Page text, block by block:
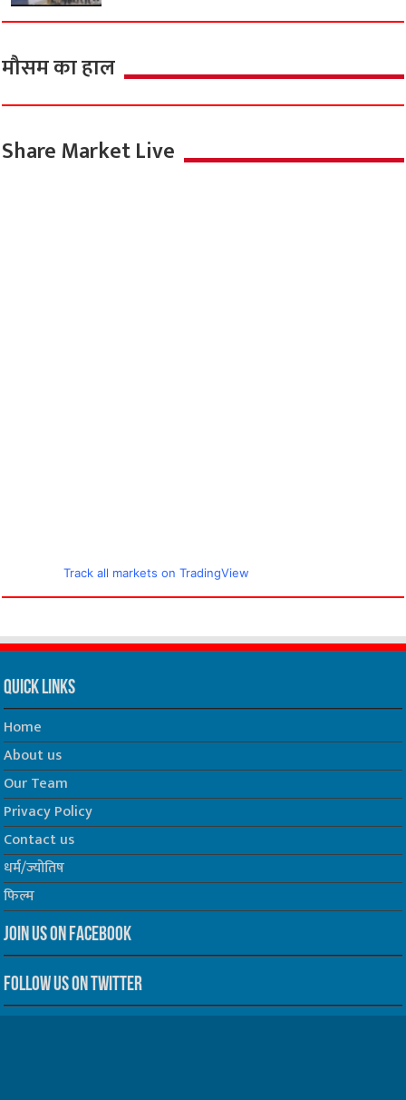
मौसम का हाल
Share Market Live
Track all markets on TradingView
Quick Links
Home
About us
Our Team
Privacy Policy
Contact us
धर्म/ज्योतिष
फिल्म
Join us on Facebook
Follow us on Twitter